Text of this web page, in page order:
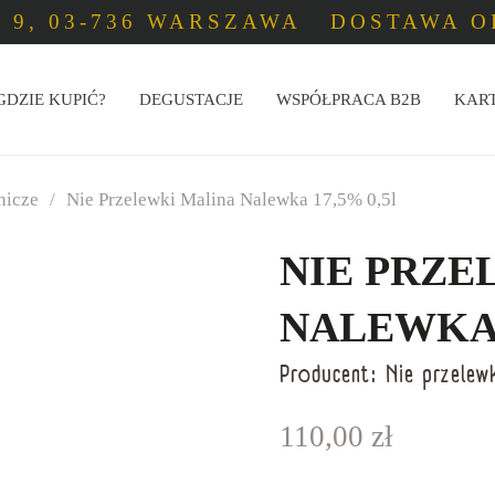
9, 03-736 WARSZAWA DOSTAWA
KUPIĆ? DEGUSTACJE WSPÓŁPRACA B2B
/ Nie Przelewki Malina Nalewka 17,5% 0,5l
NIE
Producent: Nie
110,00 zł